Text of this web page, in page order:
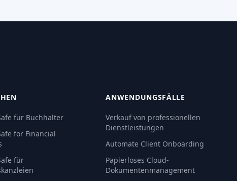
für Buchhalter
for Financial
für
ANWENDUNGSFÄLLE
Verkauf von professionellen
Dienstleistungen
Automate Client Onboarding
Papierloses Cloud-
Dokumentenmanagement